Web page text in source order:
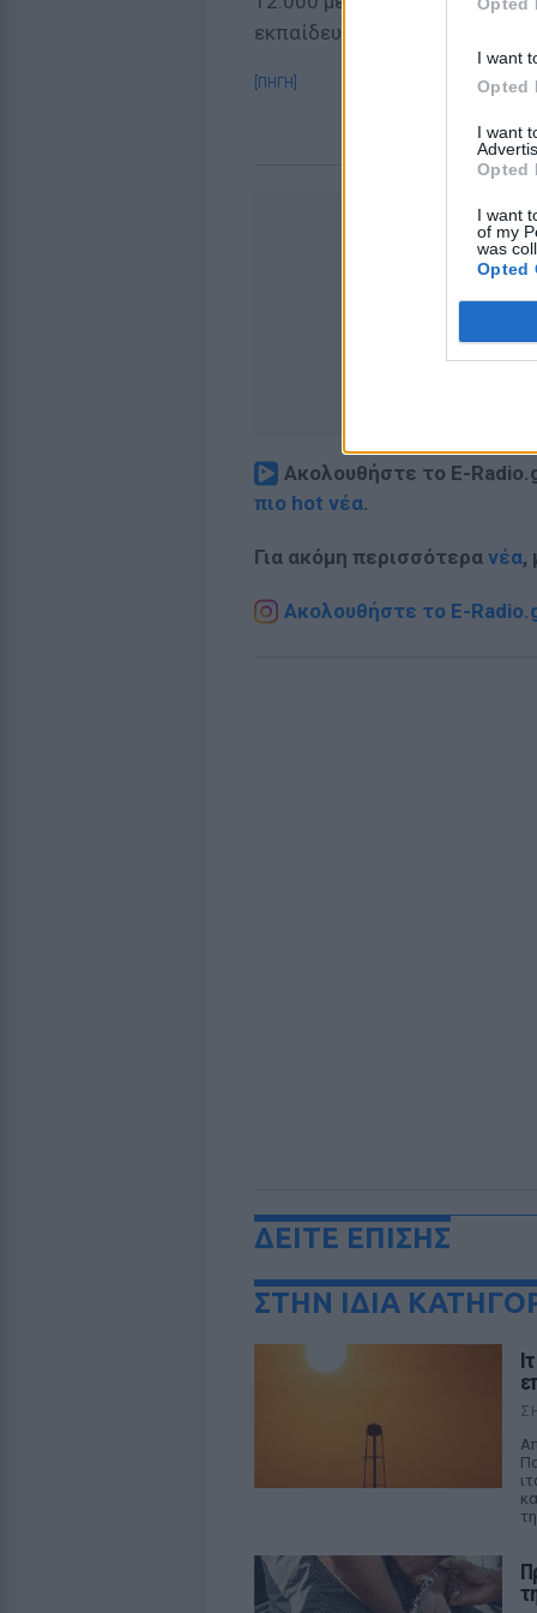
I want
Opted
I want
Opted
I want
of my
was
Opted
εκπαίδευση, συμμετέχοντας
[ΠΗΓΗ]
Ακολουθήστε το E-
πιο hot νέα.
Για ακόμη περισσότερα νέα,
Ακολουθήστε το E-
ΔΕΙΤΕ ΕΠΙΣΗΣ
ΣΤΗΝ ΙΔΙΑ